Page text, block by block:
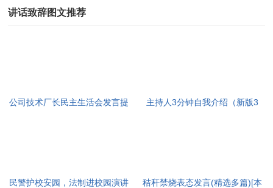
讲话致辞图文推荐
公司技术厂长民主生活会发言提
主持人3分钟自我介绍（新版3
民警护校安园，法制进校园演讲
秸秆禁烧表态发言(精选多篇)[本